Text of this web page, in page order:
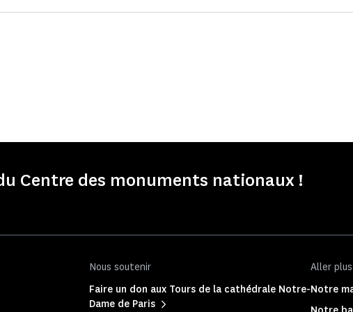
Centre des monuments nationaux !
Nous soutenir
Faire un don aux Tours de la cathédrale Notre-
Dame de Paris
Aller
Notre